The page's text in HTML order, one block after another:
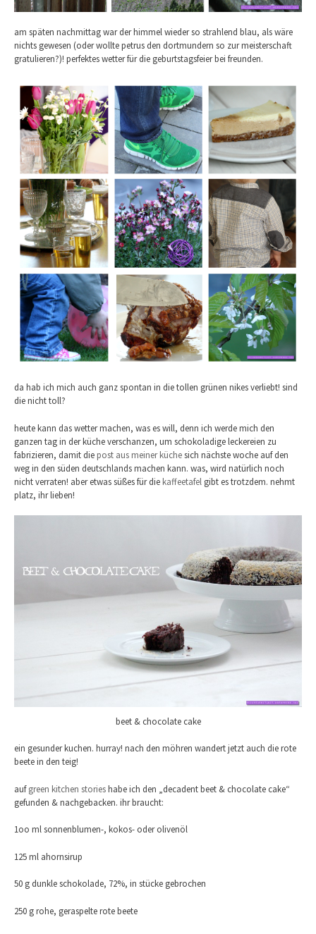
am späten nachmittag war der himmel wieder so strahlend blau, als wäre
nichts gewesen (oder wollte petrus den dortmundern so zur meisterschaft
gratulieren?)! perfektes wetter für die geburtstagsfeier bei freunden.
da hab ich mich auch ganz spontan in die tollen grünen nikes verliebt! sind
die nicht toll?
heute kann das wetter machen, was es will, denn ich werde mich den
ganzen tag in der küche verschanzen, um schokoladige leckereien zu
fabrizieren, damit die post aus meiner küchesich nächste woche auf den
weg in den süden deutschlands machen kann. was, wird natürlich noch
nicht verraten! aber etwas süßes für die kaffeetafel gibt es trotzdem. nehmt
platz, ihr lieben!
beet & chocolate cake
ein gesunder kuchen. hurray! nach den möhren wandert jetzt auch die rote
beete in den teig!
aufgreen kitchen storieshabe ich den „decadent beet & chocolate cake“
gefunden & nachgebacken. ihr braucht:
1oo ml sonnenblumen-, kokos- oder olivenöl
125 ml ahornsirup
50 g dunkle schokolade, 72%, in stücke gebrochen
250 g rohe, geraspelte rote beete